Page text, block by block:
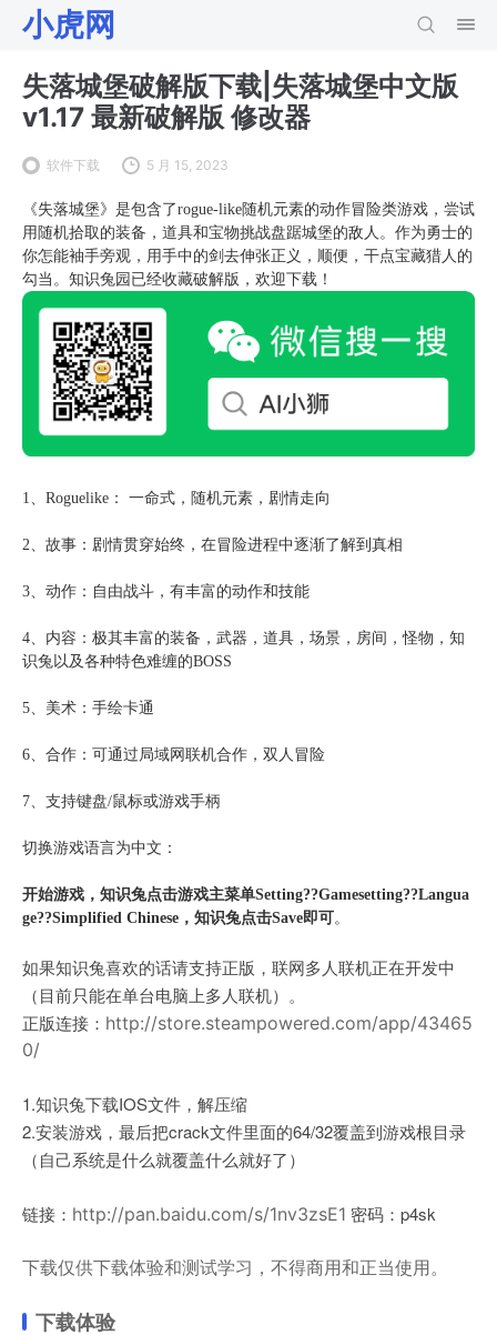
小虎网
失落城堡破解版下载|失落城堡中文版
v1.17 最新破解版 修改器
软件下载 5 月 15, 2023
《失落城堡》是包含了rogue-like随机元素的动作冒险类游戏，尝试
用随机拾取的装备，道具和宝物挑战盘踞城堡的敌人。作为勇士的
你怎能袖手旁观，用手中的剑去伸张正义，顺便，干点宝藏猎人的
勾当。知识兔园已经收藏破解版，欢迎下载！
1、Roguelike： 一命式，随机元素，剧情走向
2、故事：剧情贯穿始终，在冒险进程中逐渐了解到真相
3、动作：自由战斗，有丰富的动作和技能
4、内容：极其丰富的装备，武器，道具，场景，房间，怪物，知
识兔以及各种特色难缠的BOSS
5、美术：手绘卡通
6、合作：可通过局域网联机合作，双人冒险
7、支持键盘/鼠标或游戏手柄
切换游戏语言为中文：
开始游戏，知识兔点击游戏主菜单Setting??Gamesetting??Langua
ge??Simplified Chinese，知识兔点击Save即可。
如果知识兔喜欢的话请支持正版，联网多人联机正在开发中
（目前只能在单台电脑上多人联机）。
正版连接： http://store.steampowered.com/app/43465
0/
1.知识兔下载IOS文件，解压缩
2.安装游戏，最后把crack文件里面的64/32覆盖到游戏根目录
（自己系统是什么就覆盖什么就好了）
链接： http://pan.baidu.com/s/1nv3zsE1 密码：p4sk
下载仅供下载体验和测试学习，不得商用和正当使用。
下载体验